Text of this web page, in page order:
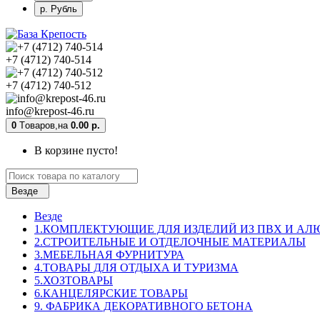
р. Рубль
+7 (4712) 740-514
+7 (4712) 740-512
info@krepost-46.ru
0 Tоваров, на 0.00 р.
В корзине пусто!
Везде
Везде
1.КОМПЛЕКТУЮЩИЕ ДЛЯ ИЗДЕЛИЙ ИЗ ПВХ И
2.СТРОИТЕЛЬНЫЕ И ОТДЕЛОЧНЫЕ МАТЕРИАЛЫ
3.МЕБЕЛЬНАЯ ФУРНИТУРА
4.ТОВАРЫ ДЛЯ ОТДЫХА И ТУРИЗМА
5.ХОЗТОВАРЫ
6.КАНЦЕЛЯРСКИЕ ТОВАРЫ
9. ФАБРИКА ДЕКОРАТИВНОГО БЕТОНА